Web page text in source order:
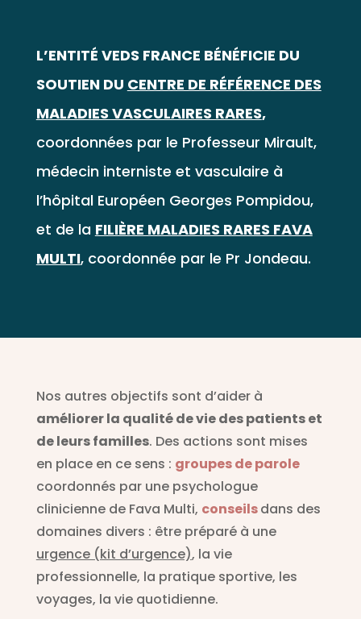
L’ENTITÉ VEDS FRANCE BÉNÉFICIE DU
SOUTIEN DU CENTRE DE RÉFÉRENCE DES
MALADIES VASCULAIRES RARES,
coordonnées par le Professeur Mirault,
médecin interniste et vasculaire à
l’hôpital Européen Georges Pompidou,
et de la FILIÈRE MALADIES RARES FAVA
MULTI, coordonnée par le Pr Jondeau.
Nos autres objectifs sont d’aider à
améliorer la qualité de vie des patients et
de leurs familles. Des actions sont mises
en place en ce sens : groupes de parole
coordonnés par une psychologue
clinicienne de Fava Multi, conseilsdans des
domaines divers : être préparé à une
urgence (kit d’urgence), la vie
professionnelle, la pratique sportive, les
voyages, la vie quotidienne.